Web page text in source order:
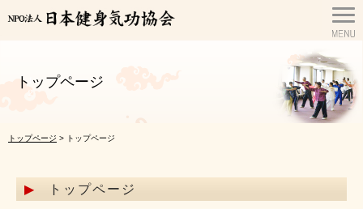
トップページ
トップページ > トップページ
トップページ